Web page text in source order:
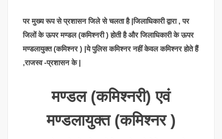
पर मुख्य रूप से प्रशासन जिले से चलता है |जिलाधिकारी द्वारा , पर
जिलों के ऊपर मण्डल (कमिश्नरी ) होती है और जिलाधिकारी के ऊपर
मण्डलायुक्त (कमिश्नर ) |ये पुलिस कमिश्नर नहीं केवल कमिश्नर होते हैं
,राजस्व -प्रशासन के |
मण्डल (कमिश्नरी) एवं
मण्डलायुक्त (कमिश्नर )